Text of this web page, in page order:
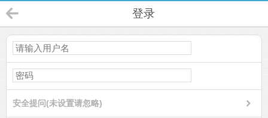
登录
安全提问(未设置请忽略)